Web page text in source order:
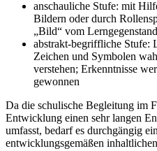
anschauliche Stufe: mit
Bildern oder durch
„Bild“ vom
abstrakt-begriffliche Stufe:
Zeichen und Symbolen
verstehen; Erkenntnisse
gewonnen
Da die schulische Begleitung im
Entwicklung einen sehr langen
umfasst, bedarf es durchgängig
entwicklungsgemäßen